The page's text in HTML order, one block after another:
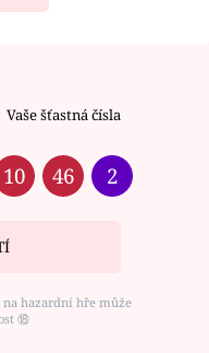
Vaše šťastná čísla
10 46 2
hazardní hře může
⑱